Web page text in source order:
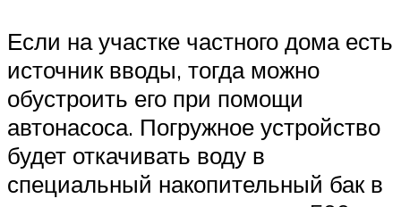
Если на участке частного дома есть
источник вводы, тогда можно
обустроить его при помощи
автонасоса. Погружное устройство
будет откачивать воду в
специальный накопительный бак в